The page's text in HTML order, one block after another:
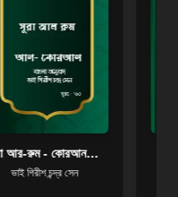
সূরা আর-রুম - কোরআন শরীফ বাংলা অনুবাদ - সূরা ৩০
ভাই গিরীশ চন্দ্র সেন